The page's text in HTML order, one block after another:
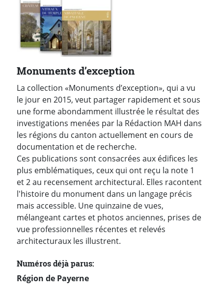
Monuments d’exception
La collection «Monuments d’exception», qui a vu
le jour en 2015, veut partager rapidement et sous
une forme abondamment illustrée le résultat des
investigations menées par la Rédaction MAH dans
les régions du canton actuellement en cours de
documentation et de recherche.
Ces publications sont consacrées aux édifices les
plus emblématiques, ceux qui ont reçu la note 1
et 2 au recensement architectural. Elles racontent
l'histoire du monument dans un langage précis
mais accessible. Une quinzaine de vues,
mélangeant cartes et photos anciennes, prises de
vue professionnelles récentes et relevés
architecturaux les illustrent.
Numéros déjà parus:
Région de Payerne